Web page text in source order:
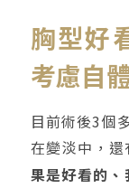
胸型好
考慮自
目前術後3個
在變淡中，
果是好看的、